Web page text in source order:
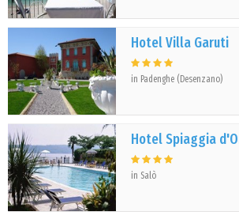
Hotel Villa Garuti
in Padenghe (Desenzano)
Hotel Spiaggia
in Salò